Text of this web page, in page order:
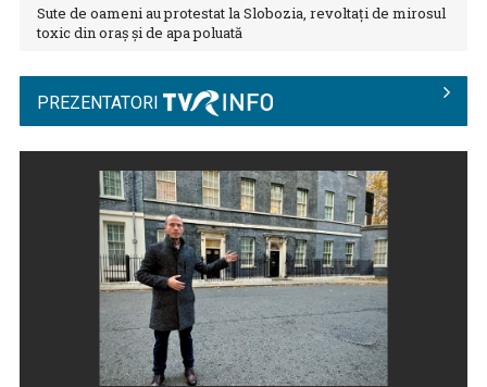
„Parada de Ziua Naţională a Franţei”, de la Paris, în direct la
BAC 2026: Soluționarea contestațiilor urcă rata de
promovare la cel mai ...
Sute de oameni au protestat la Slobozia, revoltați de mirosul
toxic din oraș și de apa poluată
PREZENTATORI
VLAD UNGAR
Este reporter al Știrilor TVR acreditat la ...